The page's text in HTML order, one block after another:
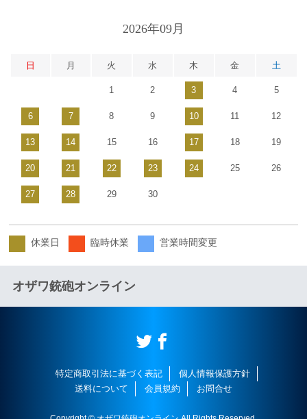
2026年09月
日 月 火 水 木 金 土
1 2 3 4 5
6 7 8 9 10 11 12
13 14 15 16 17 18 19
20 21 22 23 24 25 26
27 28 29 30
休業日 臨時休業 営業時間変更
オザワ銃砲オンライン
特定商取引法に基づく表記
個人情報保護方針
送料について
会員規約 お問合せ